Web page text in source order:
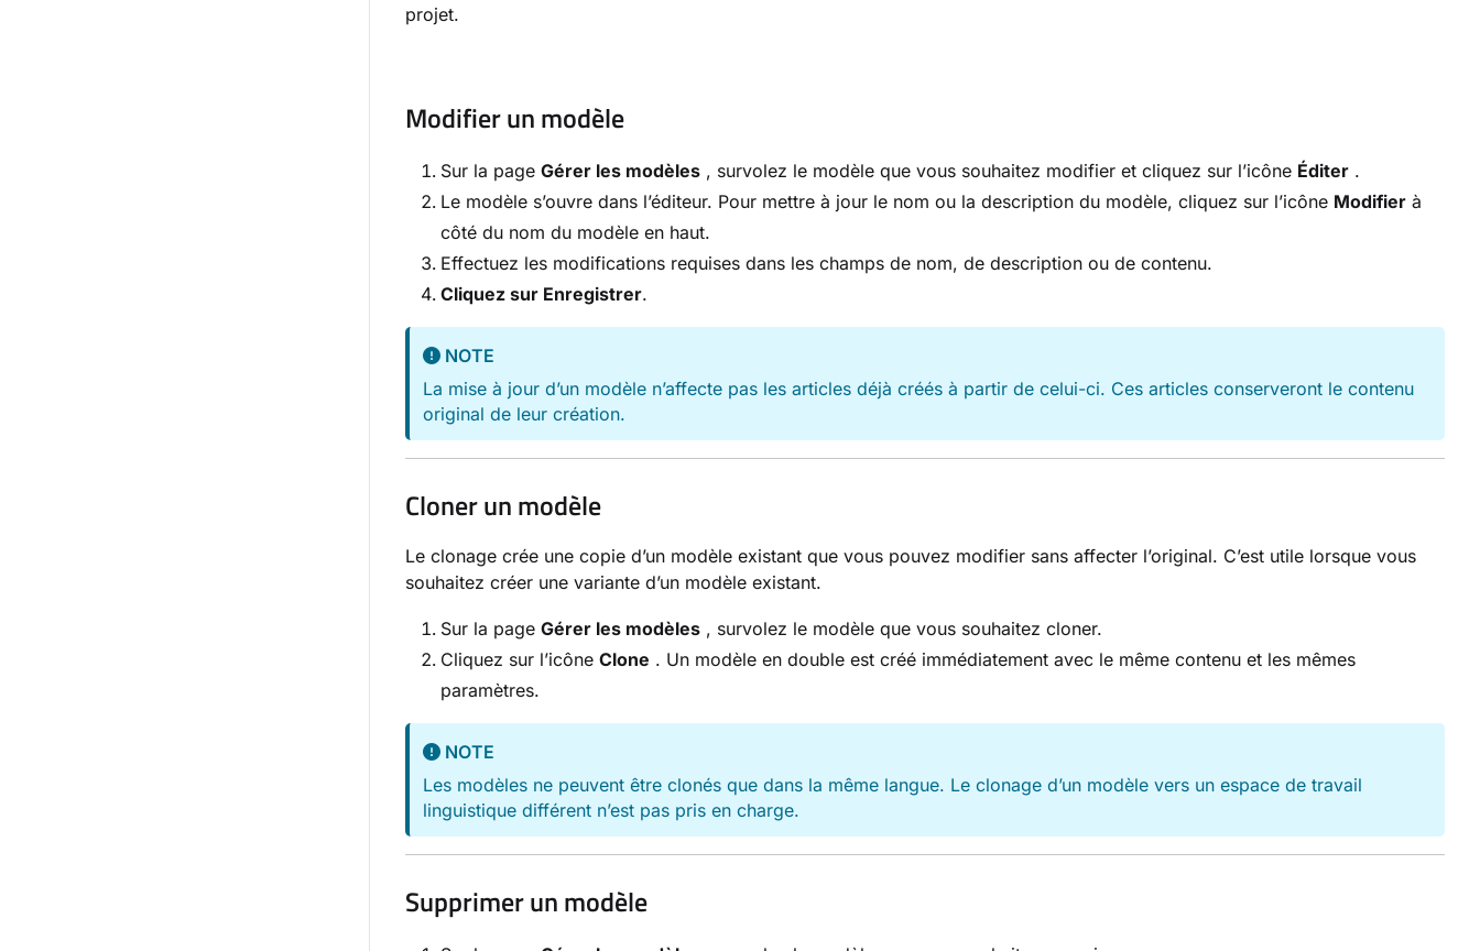
projet.
Modifier un modèle
Sur la page Gérer les modèles , survolez le modèle que vous souhaitez modifier et cliquez sur l’icône Éditer .
Le modèle s’ouvre dans l’éditeur. Pour mettre à jour le nom ou la description du modèle, cliquez sur l’icône Modifier à
côté du nom du modèle en haut.
Effectuez les modifications requises dans les champs de nom, de description ou de contenu.
Cliquez sur Enregistrer.
NOTE
La mise à jour d’un modèle n’affecte pas les articles déjà créés à partir de celui-ci. Ces articles conserveront le contenu
original de leur création.
Cloner un modèle
Le clonage crée une copie d’un modèle existant que vous pouvez modifier sans affecter l’original. C’est utile lorsque vous
souhaitez créer une variante d’un modèle existant.
Sur la page Gérer les modèles , survolez le modèle que vous souhaitez cloner.
Cliquez sur l’icône Clone . Un modèle en double est créé immédiatement avec le même contenu et les mêmes
paramètres.
NOTE
Les modèles ne peuvent être clonés que dans la même langue. Le clonage d’un modèle vers un espace de travail
linguistique différent n’est pas pris en charge.
Supprimer un modèle